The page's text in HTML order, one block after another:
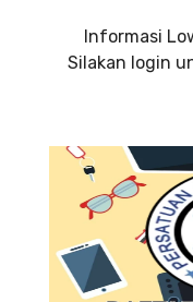
Informasi
Silakan login